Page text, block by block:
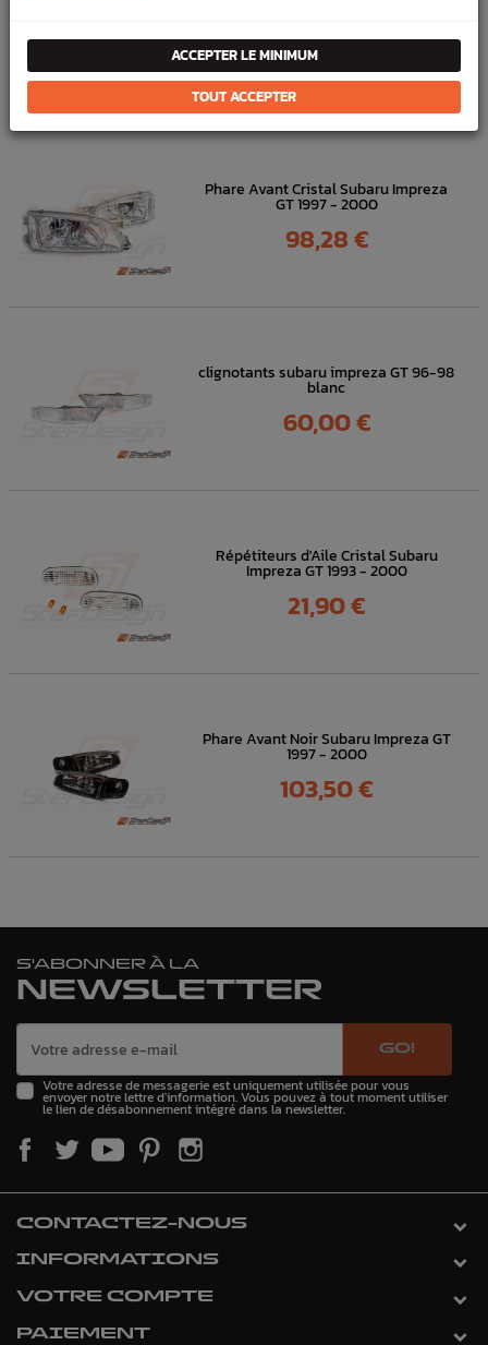
DANSLA MÊME
CATÉGORIE
Phare Avant Cristal Subaru Impreza
GT 1997 - 2000
Prix
98,28 €
clignotants subaru impreza GT 96-98
blanc
Prix
60,00 €
Répétiteurs d'Aile Cristal Subaru
Impreza GT 1993 - 2000
Prix
21,90 €
Phare Avant Noir Subaru Impreza GT
1997 - 2000
Prix
103,50 €
S'ABONNER À LA
NEWSLETTER
GO!
Votre adresse de messagerie est uniquement utilisée pour vous
envoyer notre lettre d'information. Vous pouvez à tout moment utiliser
le lien de désabonnement intégré dans la newsletter.
CONTACTEZ-NOUS
INFORMATIONS
VOTRE COMPTE
PAIEMENT
ACCEPTER LE MINIMUM
TOUT ACCEPTER